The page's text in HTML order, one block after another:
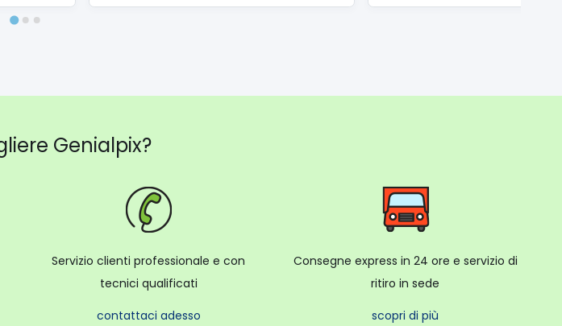
Genialpix?
Servizio clienti professionale e con
tecnici qualificati
contattaci adesso
Consegne express in 24 ore e servizio di
ritiro in sede
scopri di più